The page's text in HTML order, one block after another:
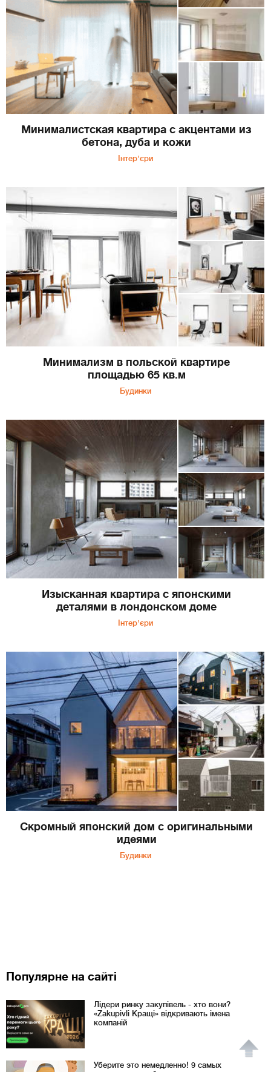
Минималистская квартира с акцентами из
бетона, дуба и кожи
Інтер'єри
Минимализм в польской квартире
площадью 65 кв.м
Будинки
Изысканная квартира с японскими
деталями в лондонском доме
Інтер'єри
Скромный японский дом с оригинальными
идеями
Будинки
Популярне на сайті
Лідери ринку закупівель - хто вони?
«Zakupivli Кращі» відкривають імена
компаній
Уберите это немедленно! 9 самых